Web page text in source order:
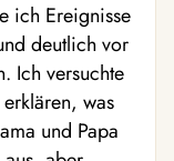
ich Ereignisse
deutlich vor
Ich versuchte
was
und Papa